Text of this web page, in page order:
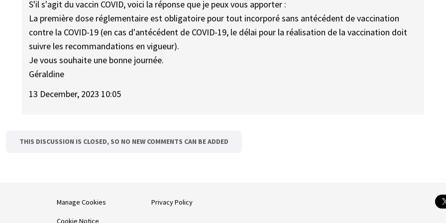
S'il s'agit du vaccin COVID, voici la réponse que je peux vous apporter :
La première dose réglementaire est obligatoire pour tout incorporé sans antécédent de vaccination
contre la COVID-19 (en cas d'antécédent de COVID-19, le délai pour la réalisation de la vaccination doit
suivre les recommandations en vigueur).
Je vous souhaite une bonne journée.
Géraldine
13 December, 2023 10:05
THIS DISCUSSION IS CLOSED, SO NO NEW COMMENTS CAN BE ADDED
Manage Cookies
Cookie Notice
Privacy Policy